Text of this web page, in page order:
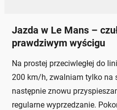
Jazda w Le Mans –
prawdziwym wyścigu
Na prostej przeciwległej do
200 km/h, zwalniam tylko na
następnie znowu
regularne wyprzedzanie.